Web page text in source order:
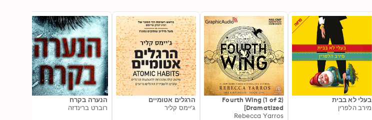
בעלי לא בבית
מירב הלפרין
Fourth Wing (1 of 2)
[Dramatized
Adaptation]: The
Rebecca Yarros
הרגלים אטומיים
ג'יימס קליר
הנערה בקרח
רוברט ברינדזה